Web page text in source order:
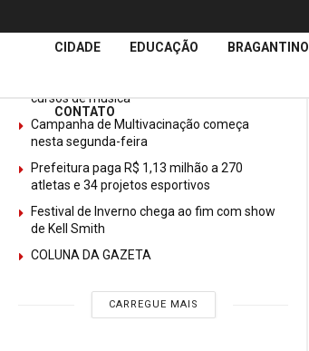
ÚltimasNotícias
cursos de música
Campanha de Multivacinação começa
nesta segunda-feira
Prefeitura paga R$ 1,13 milhão a 270
atletas e 34 projetos esportivos
Festival de Inverno chega ao fim com show
de Kell Smith
COLUNA DA GAZETA
CARREGUE MAIS
CIDADE EDUCAÇÃO BRAGANTINO
CONTATO